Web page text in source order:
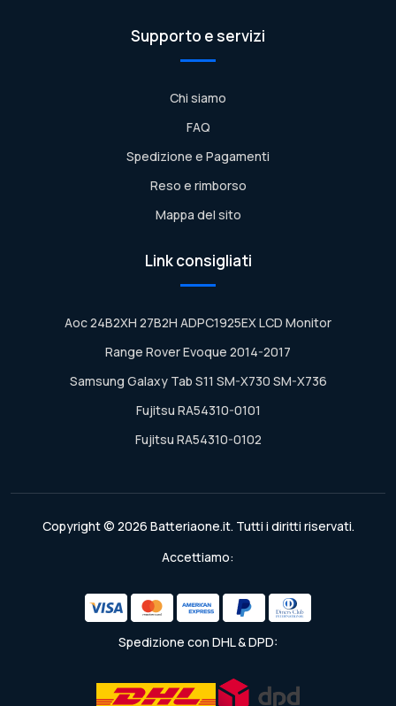
Supporto e servizi
Chi siamo
FAQ
Spedizione e Pagamenti
Reso e rimborso
Mappa del sito
Link consigliati
Aoc 24B2XH 27B2H ADPC1925EX LCD Monitor
Range Rover Evoque 2014-2017
Samsung Galaxy Tab S11 SM-X730 SM-X736
Fujitsu RA54310-0101
Fujitsu RA54310-0102
Copyright © 2026 Batteriaone.it. Tutti i diritti riservati.
Accettiamo:
Spedizione con DHL & DPD: